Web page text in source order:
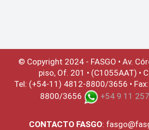
© Copyright 2024 - FASGO • Av.
piso, Of. 201 • (C1055AAT) •
Tel: (+54-11) 4812-8800/3656 •
8800/3656
+54 9 11
CONTACTO FASGO: